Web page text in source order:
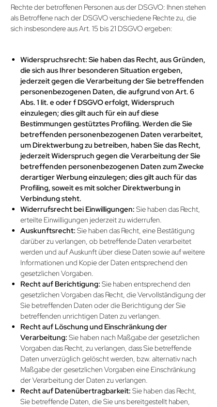
Rechte der betroffenen Personen aus der DSGVO: Ihnen stehen
als Betroffene nach der DSGVO verschiedene Rechte zu, die
sich insbesondere aus Art. 15 bis 21 DSGVO ergeben:
Widerspruchsrecht: Sie haben das Recht, aus Gründen,
die sich aus Ihrer besonderen Situation ergeben,
jederzeit gegen die Verarbeitung der Sie betreffenden
personen­bezogenen Daten, die aufgrund von Art. 6
Abs. 1 lit. e oder f DSGVO erfolgt, Widerspruch
einzulegen; dies gilt auch für ein auf diese
Bestimmungen gestütztes Profiling. Werden die Sie
betreffenden personenbezogenen Daten verarbeitet,
um Direkt­werbung zu betreiben, haben Sie das Recht,
jederzeit Widerspruch gegen die Verarbeitung der Sie
betreffenden personen­bezogenen Daten zum Zwecke
derartiger Werbung einzulegen; dies gilt auch für das
Profiling, soweit es mit solcher Direktwerbung in
Verbindung steht.
Widerrufsrecht bei Einwilligung­en: Sie haben das Recht,
erteilte Einwilligungen jederzeit zu widerrufen.
Auskunftsrecht: Sie haben das Recht, eine Bestätigung
darüber zu verlangen, ob betreffende Daten verarbeitet
werden und auf Auskunft über diese Daten sowie auf weitere
Informationen und Kopie der Daten entsprechend den
gesetzlichen Vorgaben.
Recht auf Berichtigung: Sie haben entsprechend den
gesetzlichen Vorgaben das Recht, die Vervollständigung der
Sie betreffenden Daten oder die Berichtigung der Sie
betreffenden unrichtigen Daten zu verlangen.
Recht auf Löschung und Einschränkung der
Verarbeitung: Sie haben nach Maßgabe der gesetzlichen
Vorgaben das Recht, zu verlangen, dass Sie betreffende
Daten unverzüglich gelöscht werden, bzw. alternativ nach
Maßgabe der gesetzlichen Vorgaben eine Einschränkung
der Verarbeitung der Daten zu verlangen.
Recht auf Daten­übertragbarkeit: Sie haben das Recht,
Sie betreffende Daten, die Sie uns bereit­gestellt haben,